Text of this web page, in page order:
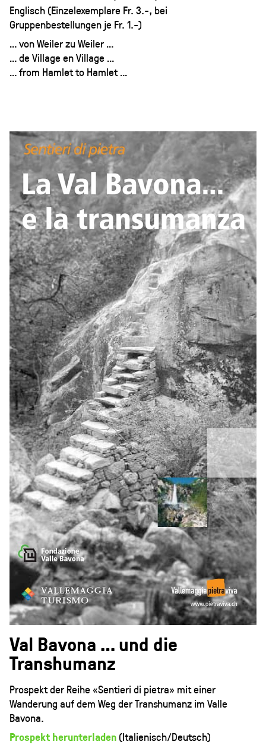
Englisch (Einzelexemplare Fr. 3.-, bei
Gruppenbestellungen je Fr. 1.-)
… von Weiler zu Weiler …
… de Village en Village …
… from Hamlet to Hamlet …
Val Bavona … und die
Transhumanz
Prospekt der Reihe «Sentieri di pietra» mit einer
Wanderung auf dem Weg der Transhumanz im Valle
Bavona.
Prospekt herunterladen (Italienisch/Deutsch)